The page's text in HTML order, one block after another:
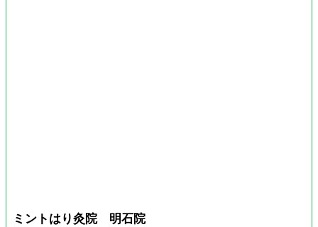
ミントはり灸院 明石院